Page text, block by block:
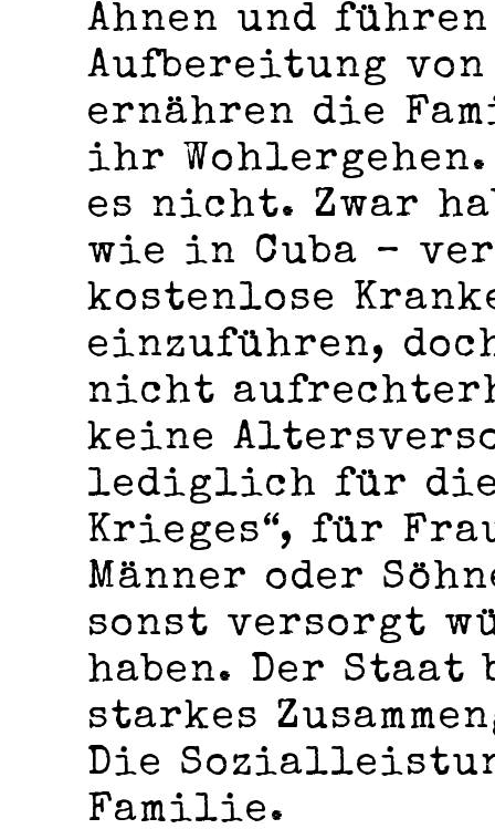
Ahnen und
Aufbereitung von
ernähren die
ihr
es nicht. Zwar
wie in Cuba ­–
kostenlose
einzuführen,
nicht
keine
lediglich für die
Krieges“, für
Männer oder
sonst versorgt
haben. Der
starkes
Die
Familie.